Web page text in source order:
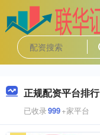
正规配资平台排行
已收录999+家平台